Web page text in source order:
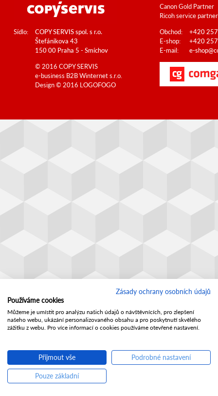
Canon Gold Partner
Ricoh service partner
Sídlo:
COPY SERVIS spol. s r.o.
Štefánikova 43
150 00 Praha 5 - Smíchov
Obchod:
+420
E-shop:
+420
E-mail:
e-
© 2016 COPY SERVIS
e-business B2BWinternet s.r.o.
Design © 2016 LOGOFOGO
Zásady ochrany osobních údajů
Používáme cookies
Můžeme je umístit pro analýzu našich údajů o návštěvnících, pro zlepšení
našeho webu, ukázání personalizovaného obsahu a pro poskytnutí skvělého
zážitku z webu. Pro více informací o cookies používáme otevřené nastavení.
Přijmout vše Podrobné nastavení
Pouze základní